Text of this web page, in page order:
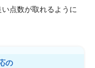
点数が取れるように
の